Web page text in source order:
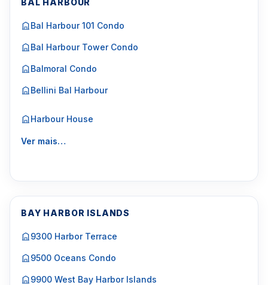
BAL HARBOUR
Bal Harbour 101 Condo
Bal Harbour Tower Condo
Balmoral Condo
Bellini Bal Harbour
Harbour House
Ver mais…
BAY HARBOR ISLANDS
9300 Harbor Terrace
9500 Oceans Condo
9900 West Bay Harbor Islands